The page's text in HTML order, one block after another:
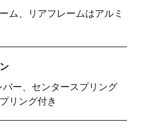
ム、リアフレームはアルミ
ー、センタースプリング
リング付き